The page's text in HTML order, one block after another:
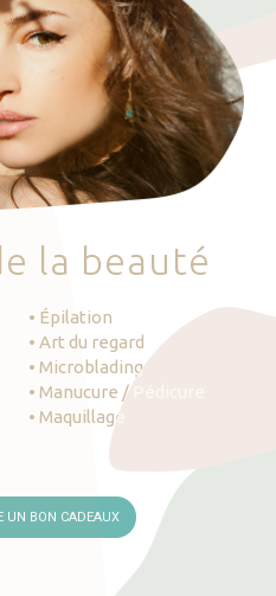
e la beauté
• Épilation
• Art du regard
• Microblading
• Manucure / Pédicure
• Maquillage
UN BON CADEAUX